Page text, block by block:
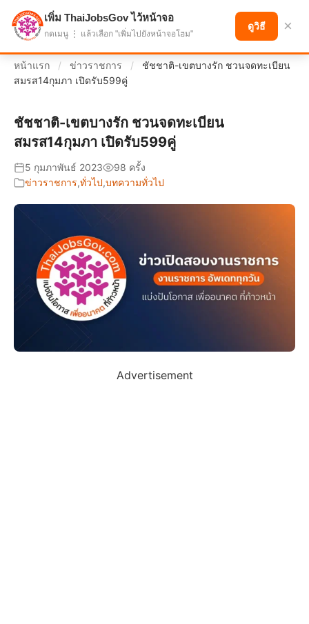
แบ่งปันโอกาส เพื่ออนาคตที่ก้าวหน้า
หน้าแรก / ข่าวราชการ /
ชัชชาติ-เขตบางรัก ชวนจดทะเบียน
สมรส14กุมภา เปิดรับ599คู่
ชัชชาติ-เขตบางรัก ชวนจดทะเบียน
สมรส14กุมภา เปิดรับ599คู่
5 กุมภาพันธ์ 2023
98 ครั้ง
ข่าวราชการ,ทั่วไป,บทความทั่วไป
Advertisement
เพิ่ม ThaiJobsGov ไว้หน้าจอ
กดเมนู ⋮ แล้วเลือก "เพิ่มไปยังหน้าจอโฮม"
ดูวิธี ×